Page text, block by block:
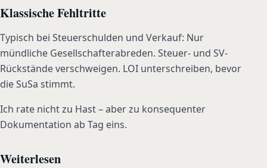
Klassische Fehltritte
Typisch bei Steuerschulden und Verkauf: Nur
mündliche Gesellschafterabreden. Steuer- und SV-
Rückstände verschweigen. LOI unterschreiben, bevor
die SuSa stimmt.
Ich rate nicht zu Hast – aber zu konsequenter
Dokumentation ab Tag eins.
Weiterlesen